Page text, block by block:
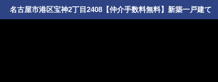
名古屋市港区宝神2丁目2408【仲介手数料無料】新築一戸建て